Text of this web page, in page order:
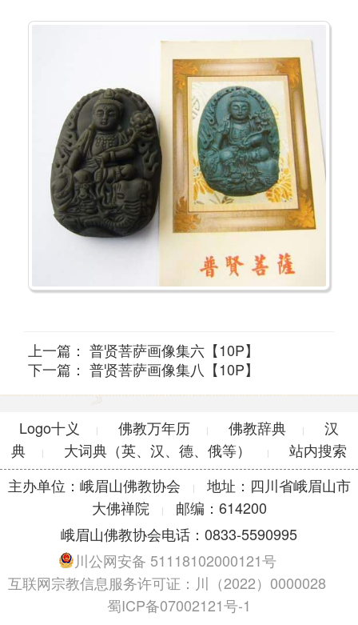
上一篇： 普贤菩萨画像集六【10P】
下一篇： 普贤菩萨画像集八【10P】
Logo十义 | 佛教万年历 | 佛教辞典 |
汉
典
| 大词典（英、汉、德、俄等） |
站内搜索
主办单位：峨眉山佛教协会
|
地址：四川省峨眉山市
大佛禅院
|
邮编：614200
峨眉山佛教协会电话：0833-5590995
川公网安备 51118102000121号
互联网宗教信息服务许可证：川（2022）0000028
蜀ICP备07002121号-1